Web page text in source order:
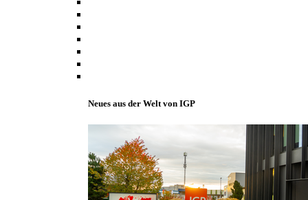
Neues aus der Welt von IGP